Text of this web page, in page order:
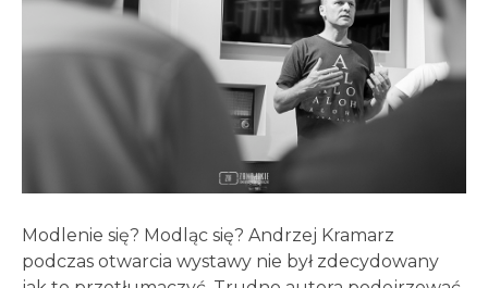
Modlenie się? Modląc się? Andrzej Kramarz
podczas otwarcia wystawy nie był zdecydowany